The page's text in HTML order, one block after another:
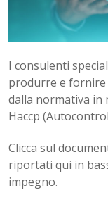
I consulenti
produrre e
dalla normativa in
Haccp
Clicca sul
riportati qui in
impegno.